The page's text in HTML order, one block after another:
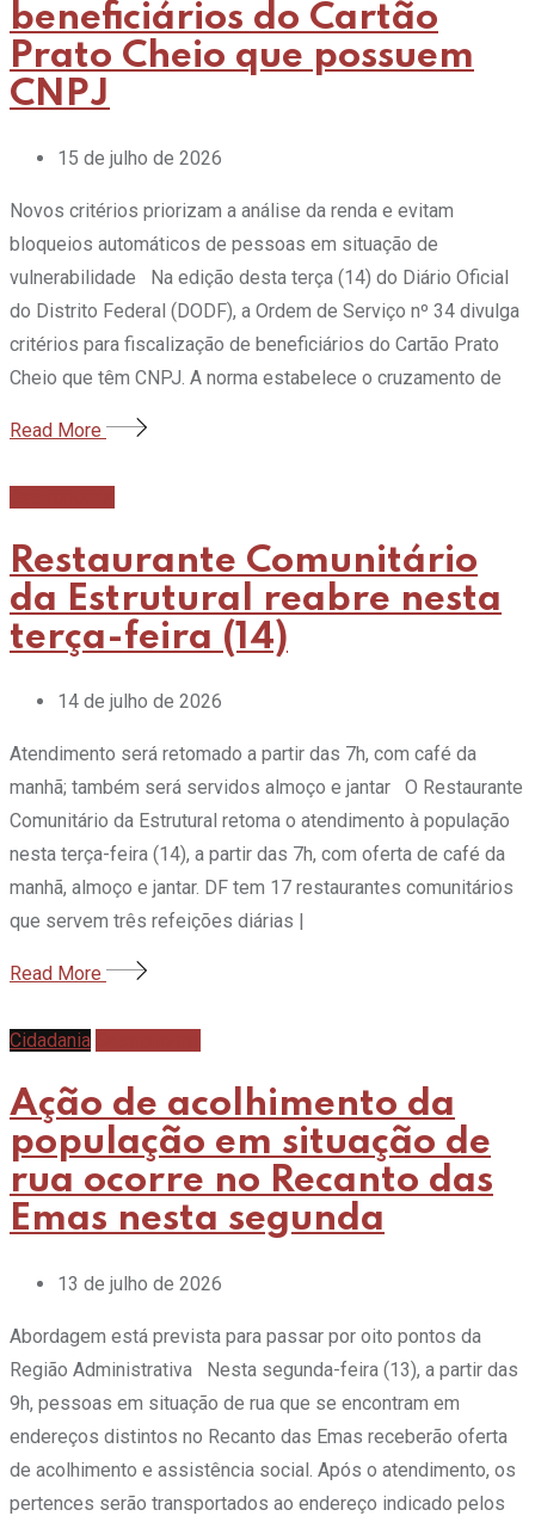
beneficiários do Cartão
Prato Cheio que possuem
CNPJ
15 de julho de 2026
Novos critérios priorizam a análise da renda e evitam
bloqueios automáticos de pessoas em situação de
vulnerabilidade Na edição desta terça (14) do Diário Oficial
do Distrito Federal (DODF), a Ordem de Serviço nº 34 divulga
critérios para fiscalização de beneficiários do Cartão Prato
Cheio que têm CNPJ. A norma estabelece o cruzamento de
Read More
Restaurante Comunitário
da Estrutural reabre nesta
terça-feira (14)
14 de julho de 2026
Atendimento será retomado a partir das 7h, com café da
manhã; também será servidos almoço e jantar O Restaurante
Comunitário da Estrutural retoma o atendimento à população
nesta terça-feira (14), a partir das 7h, com oferta de café da
manhã, almoço e jantar. DF tem 17 restaurantes comunitários
que servem três refeições diárias |
Read More
Cidadania
Ação de acolhimento da
população em situação de
rua ocorre no Recanto das
Emas nesta segunda
13 de julho de 2026
Abordagem está prevista para passar por oito pontos da
Região Administrativa Nesta segunda-feira (13), a partir das
9h, pessoas em situação de rua que se encontram em
endereços distintos no Recanto das Emas receberão oferta
de acolhimento e assistência social. Após o atendimento, os
pertences serão transportados ao endereço indicado pelos